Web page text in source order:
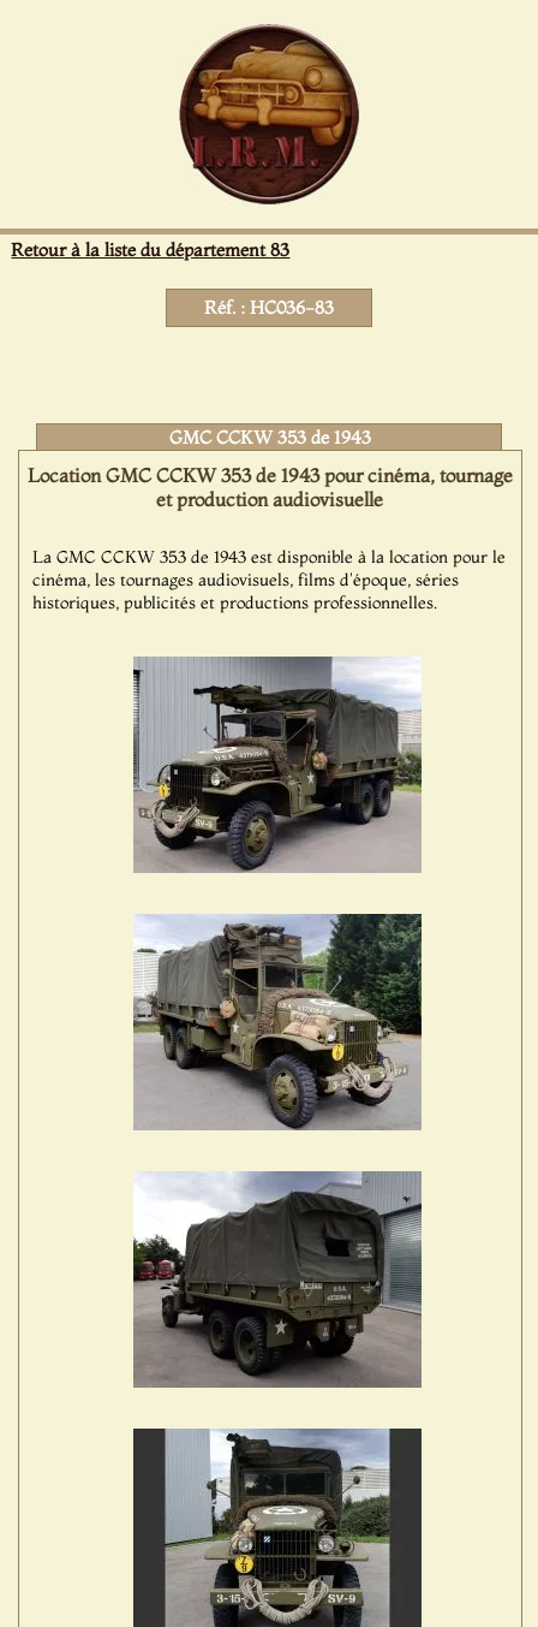
Retour à la liste du département 83
Réf. : HC036-83
GMC CCKW 353 de 1943
Location GMC CCKW 353 de 1943 pour cinéma, tournage
et production audiovisuelle
La GMC CCKW 353 de 1943 est disponible à la location pour le
cinéma, les tournages audiovisuels, films d'époque, séries
historiques, publicités et productions professionnelles.